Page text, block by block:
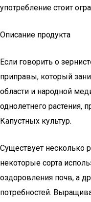
употребление стоит
Описание продукта
Если говорить о
приправы, который
области и народной
однолетнего растения,
Капустных культур.
Существует несколько
некоторые сорта
оздоровления почв, а
потребностей.